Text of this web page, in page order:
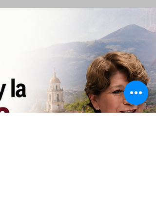
esfuerzos para acercar servicios,
comunidades de la capital mexiquense.